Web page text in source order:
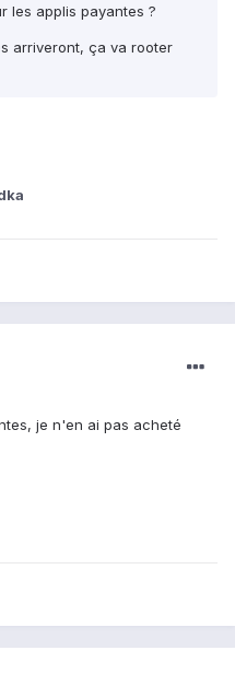
les applis payantes ?
arriveront, ça va rooter
je n'en ai pas acheté